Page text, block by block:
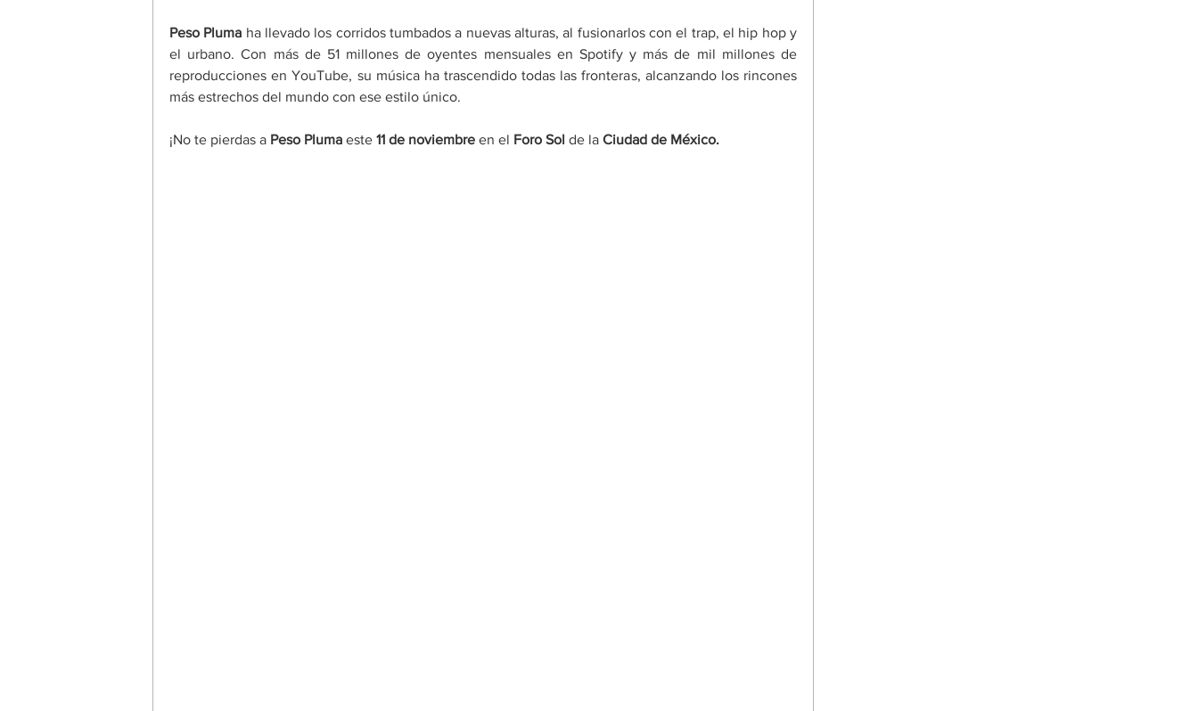
Peso Pluma ha llevado los corridos tumbados a nuevas alturas, al fusionarlos con el trap, el hip hop y
el urbano. Con más de 51 millones de oyentes mensuales en Spotify y más de mil millones de
reproducciones en YouTube, su música ha trascendido todas las fronteras, alcanzando los rincones
más estrechos del mundo con ese estilo único.
¡No te pierdas a Peso Pluma este 11 de noviembre en el Foro Sol de la Ciudad de México.